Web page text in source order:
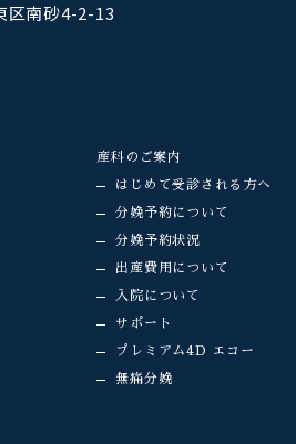
区南砂4-2-13
産科のご案内
はじめて受診される方へ
分娩予約について
分娩予約状況
出産費用について
入院について
サポート
プレミアム4D エコー
無痛分娩